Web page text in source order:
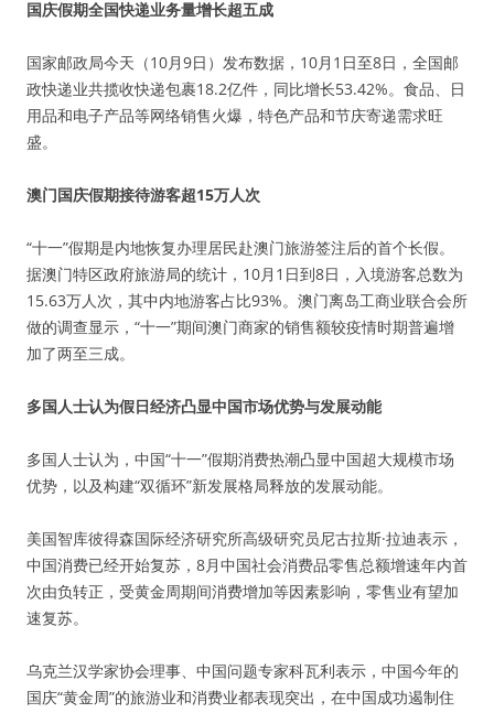
国庆假期全国快递业务量增长超五成
国家邮政局今天（10月9日）发布数据，10月1日至8日，全国邮
政快递业共揽收快递包裹18.2亿件，同比增长53.42%。食品、日
用品和电子产品等网络销售火爆，特色产品和节庆寄递需求旺
盛。
澳门国庆假期接待游客超15万人次
“十一”假期是内地恢复办理居民赴澳门旅游签注后的首个长假。
据澳门特区政府旅游局的统计，10月1日到8日，入境游客总数为
15.63万人次，其中内地游客占比93%。澳门离岛工商业联合会所
做的调查显示，“十一”期间澳门商家的销售额较疫情时期普遍增
加了两至三成。
多国人士认为假日经济凸显中国市场优势与发展动能
多国人士认为，中国“十一”假期消费热潮凸显中国超大规模市场
优势，以及构建“双循环”新发展格局释放的发展动能。
美国智库彼得森国际经济研究所高级研究员尼古拉斯·拉迪表示，
中国消费已经开始复苏，8月中国社会消费品零售总额增速年内首
次由负转正，受黄金周期间消费增加等因素影响，零售业有望加
速复苏。
乌克兰汉学家协会理事、中国问题专家科瓦利表示，中国今年的
国庆“黄金周”的旅游业和消费业都表现突出，在中国成功遏制住